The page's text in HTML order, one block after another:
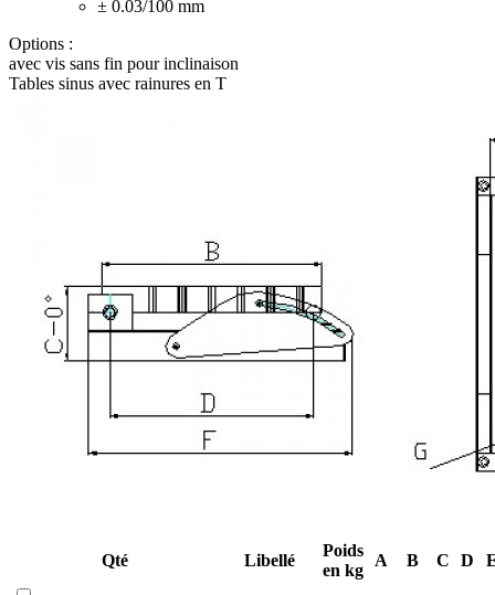
± 0.03/100 mm
Options :
avec vis sans fin pour inclinaison
Tables sinus avec rainures en T
Qté Libellé
Poids
en kg
A B C D